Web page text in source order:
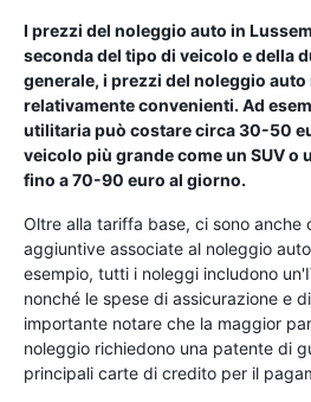
I prezzi del noleggio auto in
seconda del tipo di veicolo e della
generale, i prezzi del noleggio
relativamente convenienti. Ad
utilitaria può costare circa 30-50
veicolo più grande come un SUV o
fino a 70-90 euro al giorno.
Oltre alla tariffa base, ci sono anche
aggiuntive associate al noleggio
esempio, tutti i noleggi includono
nonché le spese di assicurazione e
importante notare che la maggior
noleggio richiedono una patente di
principali carte di credito per il